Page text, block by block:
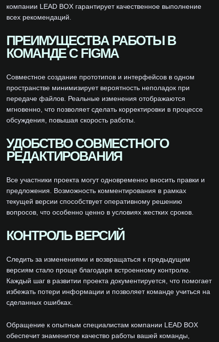
компании LEAD BOX гарантирует качественное выполнение
всех рекомендаций.
ПРЕИМУЩЕСТВА РАБОТЫ В
КОМАНДЕ С FIGMA
Совместное создание прототипов и интерфейсов в одном
пространстве минимизирует вероятность неполадок при
передаче файлов. Реальные изменения отображаются
мгновенно, что позволяет сделать корректировки в процессе
обсуждения, повышая скорость работы.
УДОБСТВО СОВМЕСТНОГО
РЕДАКТИРОВАНИЯ
Все участники проекта могут одновременно вносить правки и
предложения. Возможность комментирования в рамках
текущей версии способствует оперативному решению
вопросов, что особенно ценно в условиях жестких сроков.
КОНТРОЛЬ ВЕРСИЙ
Следить за изменениями и возвращаться к предыдущим
версиям стало проще благодаря встроенному контролю.
Каждый шаг в развитии проекта документируется, что помогает
избежать потери информации и позволяет команде учиться на
сделанных ошибках.
Обращение к опытным специалистам компании LEAD BOX
обеспечит знаменитое качество работы вашей команды,